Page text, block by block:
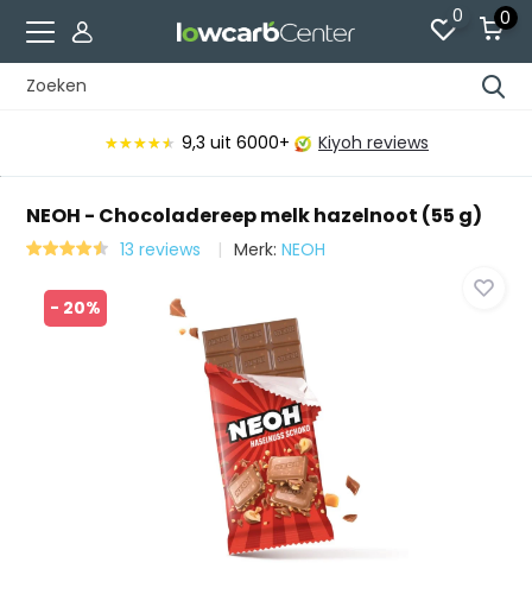
0 0
★★★★★
★★★★★ 9,3 uit 6000+ Kiyoh reviews
NEOH - Chocoladereep melk hazelnoot (55 g)
13 reviews Merk:NEOH
- 20%